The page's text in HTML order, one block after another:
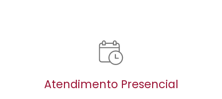
Atendimento Presencial